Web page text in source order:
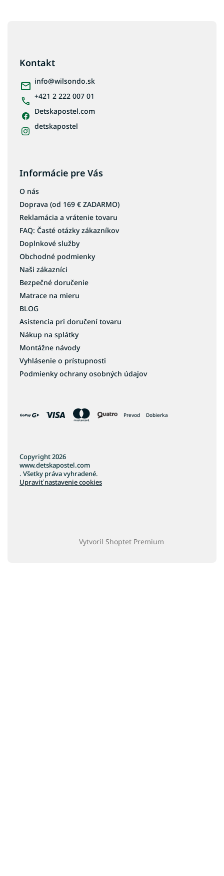
Kontakt
info@wilsondo.sk
+421 2 222 007 01
Detskapostel.com
detskapostel
Informácie pre Vás
O nás
Doprava (od 169 € ZADARMO)
Reklamácia a vrátenie tovaru
FAQ: Časté otázky zákazníkov
Doplnkové služby
Obchodné podmienky
Naši zákazníci
Bezpečné doručenie
Matrace na mieru
BLOG
Asistencia pri doručení tovaru
Nákup na splátky
Montážne návody
Vyhlásenie o prístupnosti
Podmienky ochrany osobných údajov
Prevod Dobierka
Vytvoril Shoptet Premium
Copyright 2026
www.detskapostel.com
. Všetky práva vyhradené.
Upraviť nastavenie cookies